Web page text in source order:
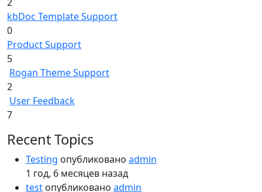
kbDoc Template Support
0
Product Support
5
Rogan Theme Support
2
User Feedback
7
Recent Topics
Testing опубликовано admin
1 год, 6 месяцев назад
test опубликовано admin